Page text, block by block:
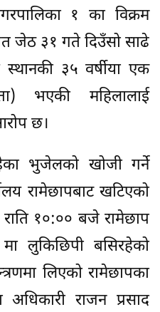
१ का विक्रम
जेठ ३१ गते दिउँसो साढे
३५ वर्षीया एक
भएकी महिलालाई
छ।
भुजेलको खोजी गर्ने
रामेछापबाट खटिएको
१०:०० बजे रामेछाप
लुकिछिपी बसिरहेको
लिएको रामेछापका
अधिकारी राजन प्रसाद